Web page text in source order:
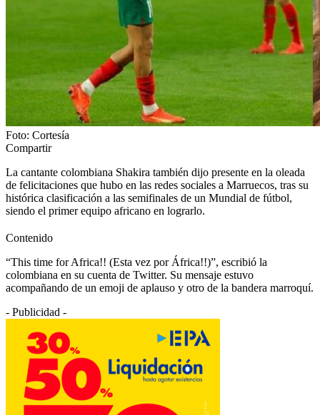
Foto: Cortesía
Compartir
La cantante colombiana Shakira también dijo presente en la oleada
de felicitaciones que hubo en las redes sociales a Marruecos, tras su
histórica clasificación a las semifinales de un Mundial de fútbol,
siendo el primer equipo africano en lograrlo.
Contenido
“This time for Africa!! (Esta vez por África!!)”, escribió la
colombiana en su cuenta de Twitter. Su mensaje estuvo
acompañando de un emoji de aplauso y otro de la bandera marroquí.
- Publicidad -